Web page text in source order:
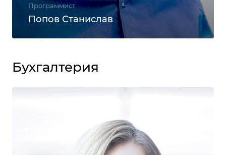
Программист
Попов Станислав
Бухгалтерия